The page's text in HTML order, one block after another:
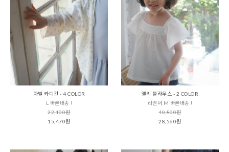
아벨 카디건 - 4 COLOR
L 빠른배송 !
22,100원
15,470원
엘리 블라우스 - 2 COLOR
라벤더 M 빠른배송 !
40,800원
28,560원